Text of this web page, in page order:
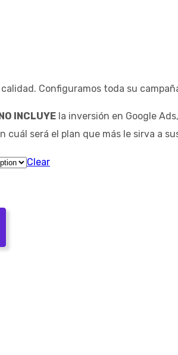
Configuramos toda su
INCLUYE la inversión en Google
cuál será el plan que más le sirva a
Clear